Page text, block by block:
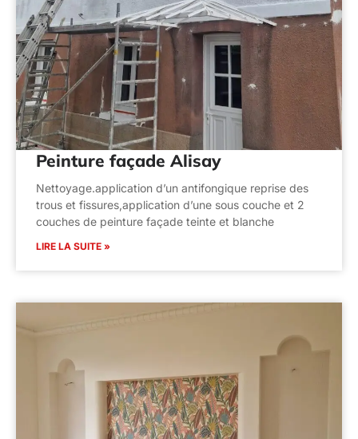
Peinture façade Alisay
Nettoyage.application d’un antifongique reprise des
trous et fissures,application d’une sous couche et 2
couches de peinture façade teinte et blanche
LIRE LA SUITE »